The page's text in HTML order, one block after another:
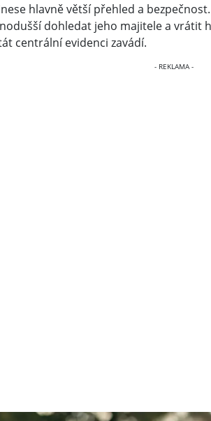
hlavně větší přehled a
dohledat jeho majitele a vrátit
centrální evidenci zavádí.